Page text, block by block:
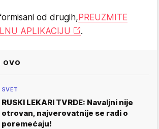
od drugih,PREUZMITE
APLIKACIJU
.
SVET
RUSKI LEKARI TVRDE: Navaljni nije
otrovan, najverovatnije se radi o
poremećaju!